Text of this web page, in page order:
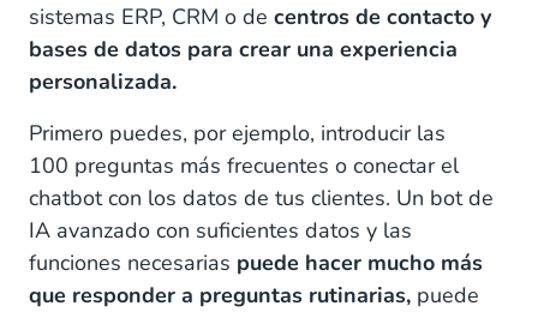
sistemas ERP, CRM o de centros de contacto y
bases de datos para crear una experiencia
personalizada.
Primero puedes, por ejemplo, introducir las
100 preguntas más frecuentes o conectar el
chatbot con los datos de tus clientes. Un bot de
IA avanzado con suficientes datos y las
funciones necesarias puede hacer mucho más
que responder a preguntas rutinarias, puede